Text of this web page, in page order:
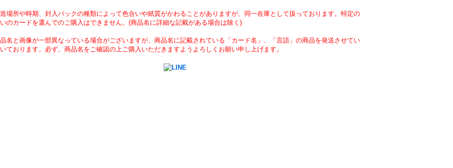
場所や時期、封入パックの種類によって色合いや紙質がかわることがありますが、同一在庫として扱っております。特定の
のカードを選んでのご購入はできません。(商品名に詳細な記載がある場合は除く)
名と画像が一部異なっている場合がございますが、商品名に記載されている「カード名」、「言語」の商品を発送させてい
ております。必ず、商品名をご確認の上ご購入いただきますようよろしくお願い申し上げます。